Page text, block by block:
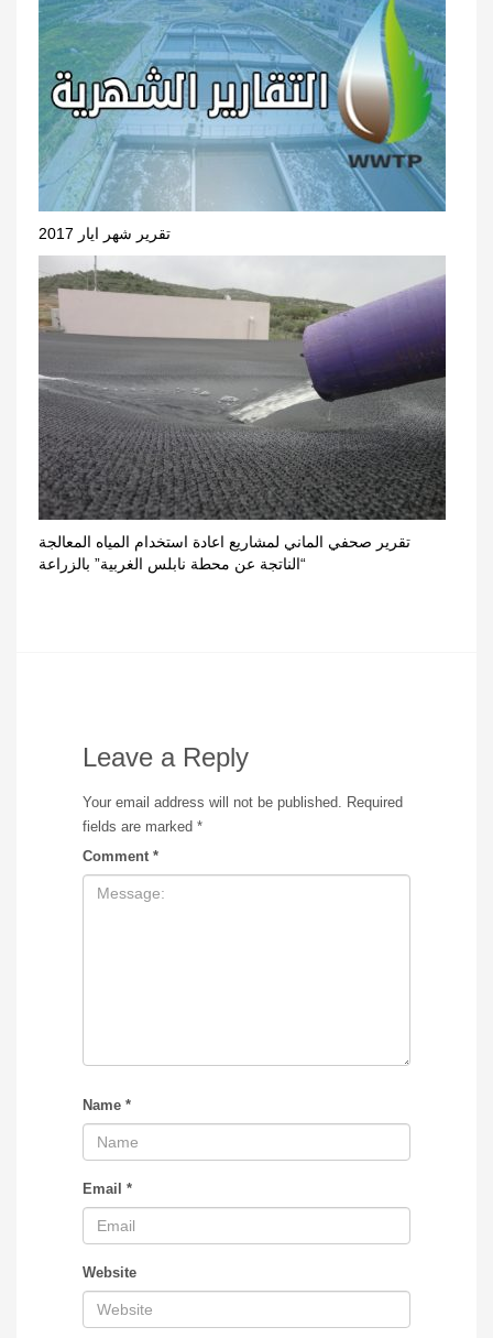
تقرير شهر ايار 2017
تقرير صحفي الماني لمشاريع اعادة استخدام المياه المعالجة
“الناتجة عن محطة نابلس الغربية” بالزراعة
Leave a Reply
Your email address will not be published. Required
fields are marked *
Comment *
Name *
Email *
Website